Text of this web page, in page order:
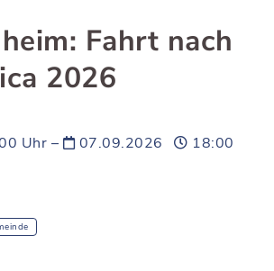
Fahrt nach
2026
Uhr – 07.09.2026
18:00